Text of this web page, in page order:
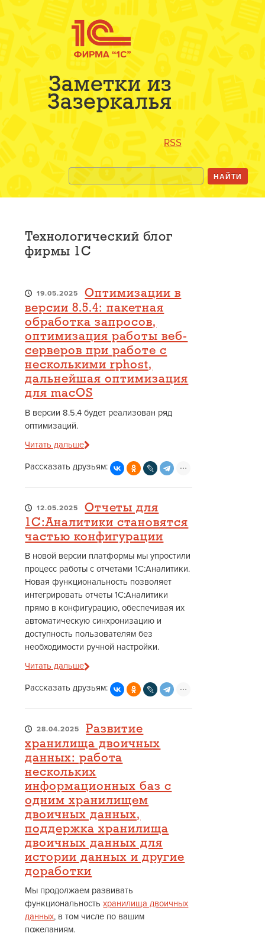
Заметки из
Зазеркалья
RSS
Технологический блог
фирмы 1С
19.05.2025
Оптимизации в
версии 8.5.4: пакетная
обработка запросов,
оптимизация работы веб-
серверов при работе с
несколькими rphost,
дальнейшая оптимизация
для macOS
В версии 8.5.4 будет реализован ряд
оптимизаций.
Читать дальше
Рассказать друзьям:
12.05.2025
Отчеты для
1С:Аналитики становятся
частью конфигурации
В новой версии платформы мы упростили
процесс работы с отчетами 1С:Аналитики.
Новая функциональность позволяет
интегрировать отчеты 1С:Аналитики
прямо в конфигурацию, обеспечивая их
автоматическую синхронизацию и
доступность пользователям без
необходимости ручной настройки.
Читать дальше
Рассказать друзьям:
28.04.2025
Развитие
хранилища двоичных
данных: работа
нескольких
информационных баз с
одним хранилищем
двоичных данных,
поддержка хранилища
двоичных данных для
истории данных и другие
доработки
Мы продолжаем развивать
функциональностьхранилища двоичных
данных, в том числе по вашим
пожеланиям.